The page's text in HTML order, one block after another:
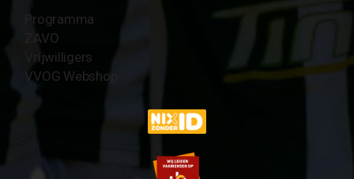
Programma
ZAVO
Vrijwilligers
VVOG Webshop